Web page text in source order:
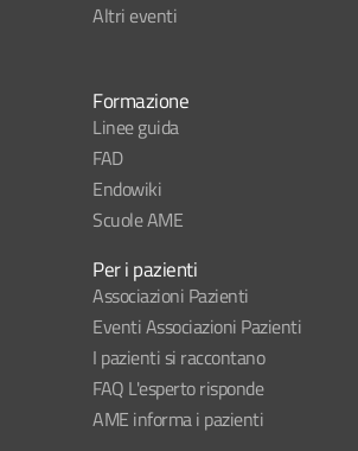
Altri eventi
Formazione
Linee guida
FAD
Endowiki
Scuole AME
Per i pazienti
Associazioni Pazienti
Eventi Associazioni Pazienti
I pazienti si raccontano
FAQ L'esperto risponde
AME informa i pazienti